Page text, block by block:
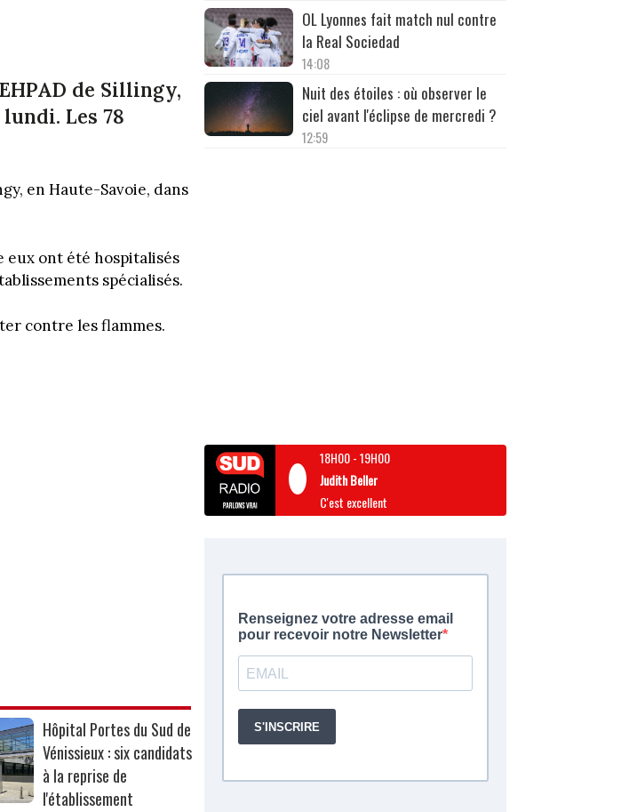
de Sillingy,
Les 78
en Haute-Savoie, dans
eux ont été hospitalisés
spécialisés.
contre les flammes.
Hôpital Portes du Sud de
Vénissieux : six candidats
à la reprise de
l'établissement
OL Lyonnes fait match nul contre
la Real Sociedad
14:08
Nuit des étoiles : où observer le
ciel avant l'éclipse de mercredi ?
12:59
18H00-19H00
Judith Beller
C'est excellent